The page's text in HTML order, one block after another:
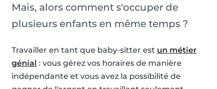
Mais, alors comment s'occuper de
plusieurs enfants en même temps ?
Travailler en tant que baby-sitter est un métier
génial : vous gérez vos horaires de manière
indépendante et vous avez la possibilité de